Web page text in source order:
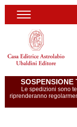
SOSPENSIONE
Le spedizioni sono
riprenderanno